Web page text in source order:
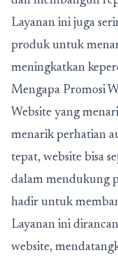
Layanan ini juga
produk untuk
meningkatkan
Mengapa Promosi
Website yang
menarik perhatian
tepat, website bisa
dalam mendukung
hadir untuk
Layanan ini
website,